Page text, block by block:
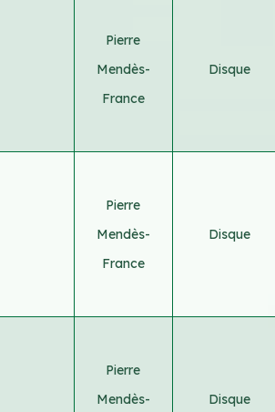
Pierre
Mendès-
France
Disque
Pierre
Mendès-
France
Disque
Pierre
Mendès-
Disque